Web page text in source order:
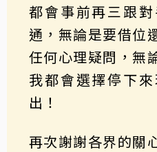
都會事前再三跟
通，無論是要借位
任何心理疑問，無
我都會選擇停下
出！
再次謝謝各界的關